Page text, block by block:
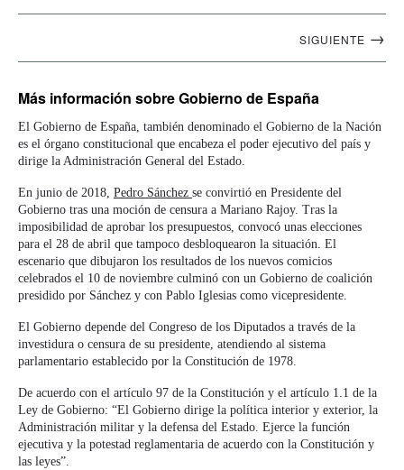
SIGUIENTE →
Más información sobre Gobierno de España
El Gobierno de España, también denominado el Gobierno de la Nación
es el órgano constitucional que encabeza el poder ejecutivo del país y
dirige la Administración General del Estado.
En junio de 2018, Pedro Sánchez se convirtió en Presidente del
Gobierno tras una moción de censura a Mariano Rajoy. Tras la
imposibilidad de aprobar los presupuestos, convocó unas elecciones
para el 28 de abril que tampoco desbloquearon la situación. El
escenario que dibujaron los resultados de los nuevos comicios
celebrados el 10 de noviembre culminó con un Gobierno de coalición
presidido por Sánchez y con Pablo Iglesias como vicepresidente.
El Gobierno depende del Congreso de los Diputados a través de la
investidura o censura de su presidente, atendiendo al sistema
parlamentario establecido por la Constitución de 1978.
De acuerdo con el artículo 97 de la Constitución y el artículo 1.1 de la
Ley de Gobierno: “El Gobierno dirige la política interior y exterior, la
Administración militar y la defensa del Estado. Ejerce la función
ejecutiva y la potestad reglamentaria de acuerdo con la Constitución y
las leyes”.